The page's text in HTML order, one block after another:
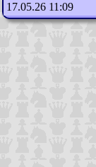
17.05.26 11:09